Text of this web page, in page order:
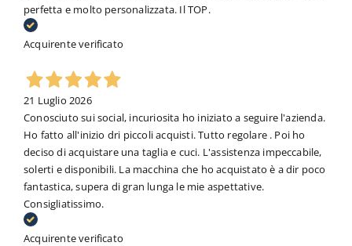
perfetta e molto personalizzata. Il TOP.
Acquirente verificato
21 Luglio 2026
Conosciuto sui social, incuriosita ho iniziato a seguire l'azienda.
Ho fatto all'inizio dri piccoli acquisti. Tutto regolare . Poi ho
deciso di acquistare una taglia e cuci. L'assistenza impeccabile,
solerti e disponibili. La macchina che ho acquistato è a dir poco
fantastica, supera di gran lunga le mie aspettative.
Consigliatissimo.
Acquirente verificato